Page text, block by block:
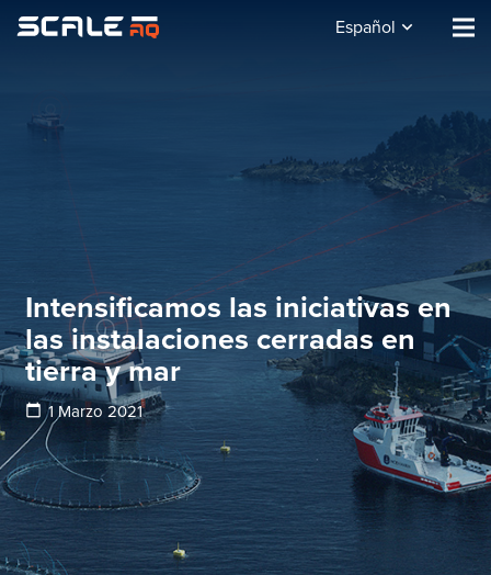
Español
Intensificamos las iniciativas en
las instalaciones cerradas en
tierra y mar
calendar_today 1 Marzo 2021